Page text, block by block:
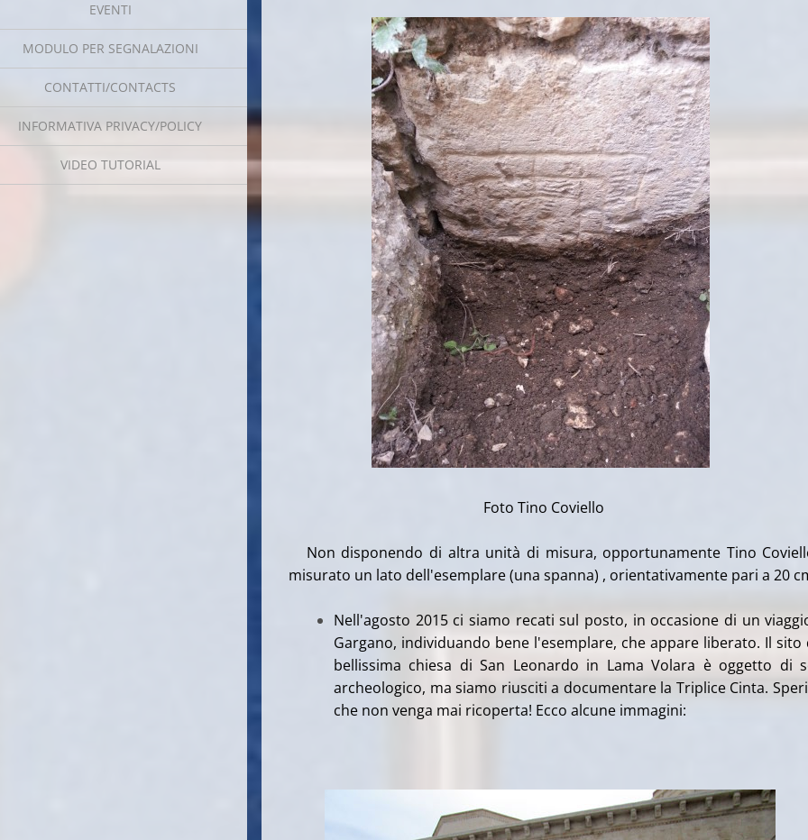
EVENTI
MODULO PER SEGNALAZIONI
CONTATTI/CONTACTS
INFORMATIVA PRIVACY/POLICY
VIDEO TUTORIAL
Foto Tino Coviello
Non disponendo di altra unità di misura, opportunamente Tino
misurato un lato dell'esemplare (una spanna) , orientativamente pari a 20
Nell'agosto 2015 ci siamo recati sul posto, in occasione di un
Gargano, individuando bene l'esemplare, che appare liberato. Il sito
bellissima chiesa di San Leonardo in Lama Volara è oggetto di
archeologico, ma siamo riusciti a documentare la Triplice Cinta.
che non venga mai ricoperta! Ecco alcune immagini: